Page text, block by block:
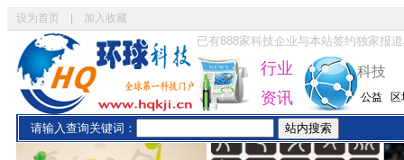
设为首页 加入收藏
已有888家科技企业与本站签约独家报
行业
资讯
科技
公益
请输入查询关键词：